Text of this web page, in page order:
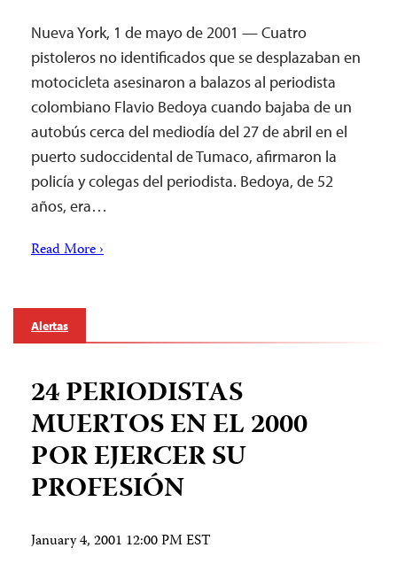
Nueva York, 1 de mayo de 2001 — Cuatro
pistoleros no identificados que se desplazaban en
motocicleta asesinaron a balazos al periodista
colombiano Flavio Bedoya cuando bajaba de un
autobús cerca del mediodía del 27 de abril en el
puerto sudoccidental de Tumaco, afirmaron la
policía y colegas del periodista. Bedoya, de 52
años, era…
Read More ›
Alertas
24 PERIODISTAS
MUERTOS EN EL 2000
POR EJERCER SU
PROFESIÓN
January 4, 2001 12:00 PM EST